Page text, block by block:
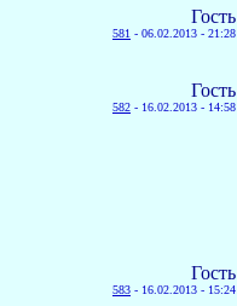
Гость
581 - 06.02.2013 - 21:28
Гость
582 - 16.02.2013 - 14:58
Гость
583 - 16.02.2013 - 15:24